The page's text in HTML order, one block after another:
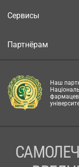
Сервисы
Партнёрам
Наш